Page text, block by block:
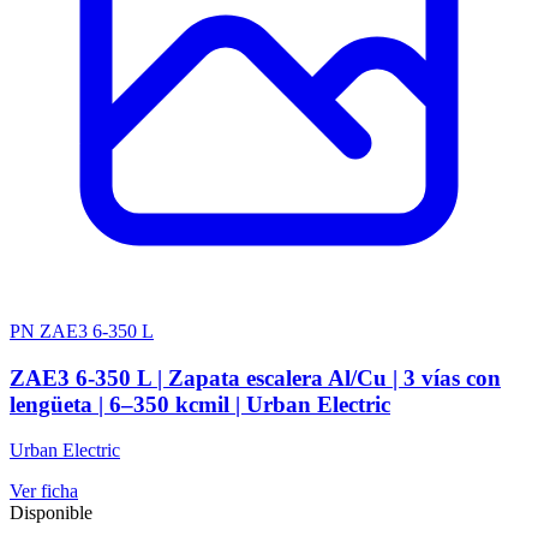
PN ZAE3 6-350 L
ZAE3 6-350 L | Zapata escalera Al/Cu | 3 vías con
lengüeta | 6–350 kcmil | Urban Electric
Urban Electric
Ver ficha
Disponible